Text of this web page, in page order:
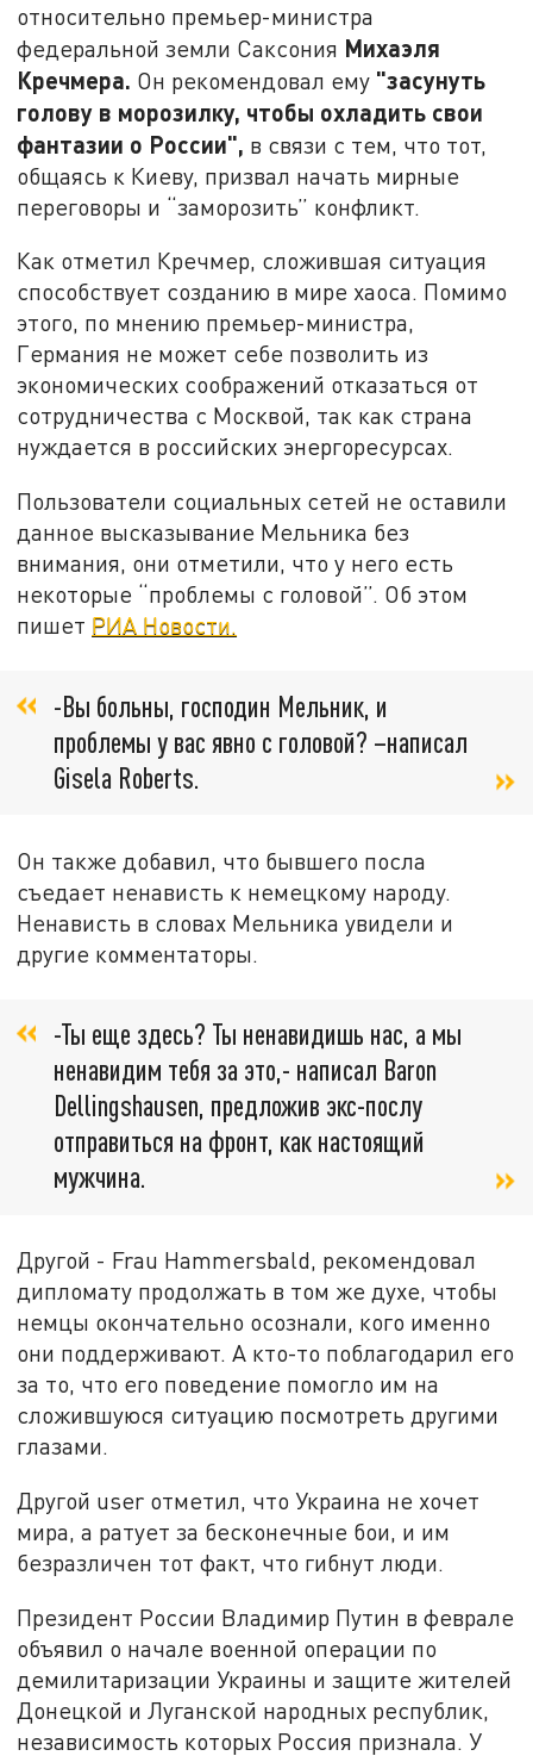
относительно премьер-министра
федеральной земли Саксония Михаэля
Кречмера. Он рекомендовал ему "засунуть
голову в морозилку, чтобы охладить свои
фантазии о России", в связи с тем, что тот,
общаясь к Киеву, призвал начать мирные
переговоры и “заморозить” конфликт.
Как отметил Кречмер, сложившая ситуация
способствует созданию в мире хаоса. Помимо
этого, по мнению премьер-министра,
Германия не может себе позволить из
экономических соображений отказаться от
сотрудничества с Москвой, так как страна
нуждается в российских энергоресурсах.
Пользователи социальных сетей не оставили
данное высказывание Мельника без
внимания, они отметили, что у него есть
некоторые “проблемы с головой”. Об этом
пишет РИА Новости.
-Вы больны, господин Мельник, и
проблемы у вас явно с головой? –написал
Gisela Roberts.
Он также добавил, что бывшего посла
съедает ненависть к немецкому народу.
Ненависть в словах Мельника увидели и
другие комментаторы.
-Ты еще здесь? Ты ненавидишь нас, а мы
ненавидим тебя за это,- написал Baron
Dellingshausen, предложив экс-послу
отправиться на фронт, как настоящий
мужчина.
Другой - Frau Hammersbald, рекомендовал
дипломату продолжать в том же духе, чтобы
немцы окончательно осознали, кого именно
они поддерживают. А кто-то поблагодарил его
за то, что его поведение помогло им на
сложившуюся ситуацию посмотреть другими
глазами.
Другой user отметил, что Украина не хочет
мира, а ратует за бесконечные бои, и им
безразличен тот факт, что гибнут люди.
Президент России Владимир Путин в феврале
объявил о начале военной операции по
демилитаризации Украины и защите жителей
Донецкой и Луганской народных республик,
независимость которых Россия признала. У